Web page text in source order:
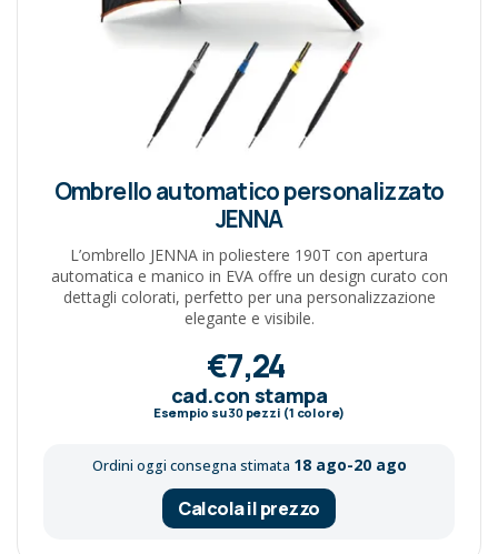
Ombrello automatico personalizzato
JENNA
L’ombrello JENNA in poliestere 190T con apertura
automatica e manico in EVA offre un design curato con
dettagli colorati, perfetto per una personalizzazione
elegante e visibile.
€7,24
cad.con stampa
Esempio su30pezzi (1 colore)
Ordini oggi consegna stimata 18 ago-20 ago
Calcola il prezzo